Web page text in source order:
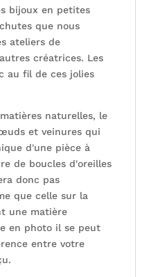
bijoux en petites
que nous
ateliers de
créatrices. Les
au fil de ces jolies
naturelles, le
et veinures qui
d'une pièce à
de boucles d'oreilles
donc pas
que celle sur la
une matière
en photo il se peut
entre votre